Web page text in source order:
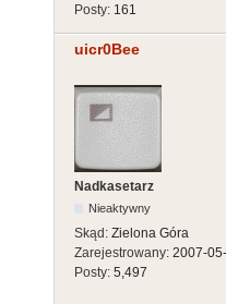
Posty: 161
uicr0Bee
Nadkasetarz
Nieaktywny
Skąd: Zielona Góra
Zarejestrowany: 2007-
Posty: 5,497